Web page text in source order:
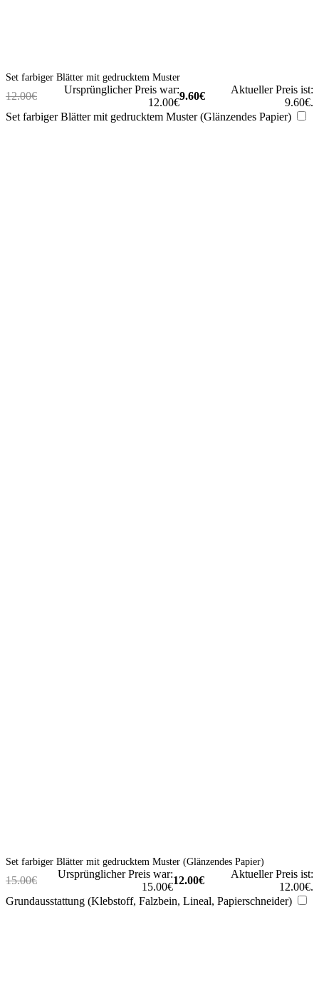
Set farbiger Blätter mit gedrucktem Muster
12.00€
Ursprünglicher Preis war:
12.00€
9.60€
Aktueller Preis ist:
9.60€.
Set farbiger Blätter mit gedrucktem Muster (Glänzendes Papier)
Set farbiger Blätter mit gedrucktem Muster (Glänzendes Papier)
15.00€
Ursprünglicher Preis war:
15.00€
12.00€
Aktueller Preis ist:
12.00€.
Grundausstattung (Klebstoff, Falzbein, Lineal, Papierschneider)